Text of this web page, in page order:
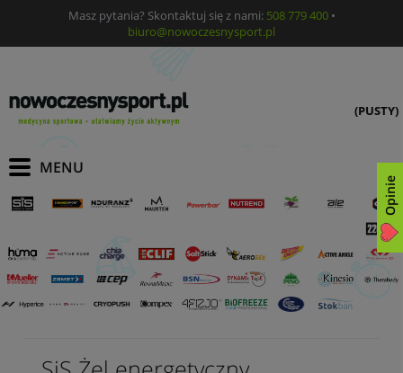
Masz pytania? Skontaktuj się z nami: 508 779 400•
biuro@nowoczesnysport.pl
(PUSTY)
Opinie